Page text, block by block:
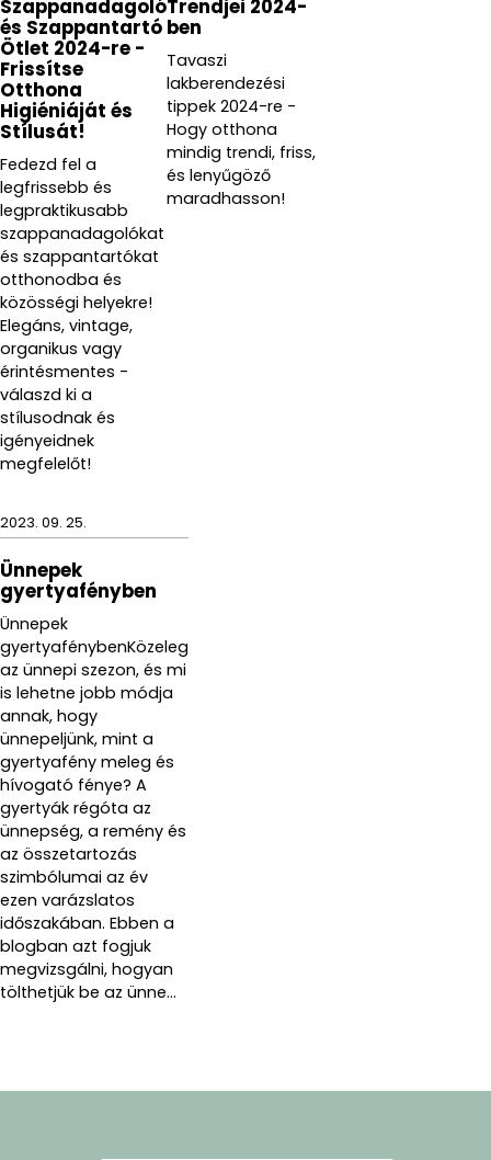
Szappanadagoló
és Szappantartó
Ötlet 2024-re -
Frissítse
Otthona
Higiéniáját és
Stílusát!
Fedezd fel a
legfrissebb és
legpraktikusabb
szappanadagolókat
és szappantartókat
otthonodba és
közösségi helyekre!
Elegáns, vintage,
organikus vagy
érintésmentes -
válaszd ki a
stílusodnak és
igényeidnek
megfelelőt!
Trendjei 2024-
ben
Tavaszi
lakberendezési
tippek 2024-re -
Hogy otthona
mindig trendi, friss,
és lenyűgöző
maradhasson!
2023. 09. 25.
Ünnepek
gyertyafényben
Ünnepek
gyertyafénybenKözeleg
az ünnepi szezon, és mi
is lehetne jobb módja
annak, hogy
ünnepeljünk, mint a
gyertyafény meleg és
hívogató fénye? A
gyertyák régóta az
ünnepség, a remény és
az összetartozás
szimbólumai az év
ezen varázslatos
időszakában. Ebben a
blogban azt fogjuk
megvizsgálni, hogyan
tölthetjük be az ünne...